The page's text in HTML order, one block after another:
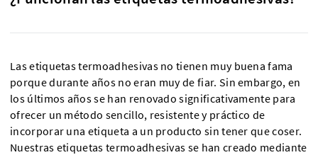
Las etiquetas termoadhesivas no tienen muy buena fama
porque durante años no eran muy de fiar. Sin embargo, en
los últimos años se han renovado significativamente para
ofrecer un método sencillo, resistente y práctico de
incorporar una etiqueta a un producto sin tener que coser.
Nuestras etiquetas termoadhesivas se han creado mediante